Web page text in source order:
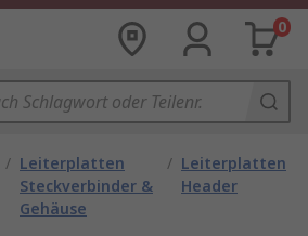
0
/ Leiterplatten
Steckverbinder &
Gehäuse
/ Leiterplatten
Header